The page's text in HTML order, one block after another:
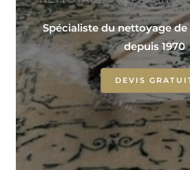
Spécialiste du nettoyage
depuis 1970
DEVIS